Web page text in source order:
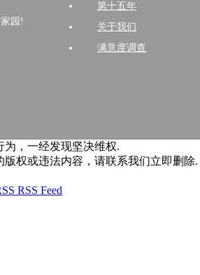
园!
第十五年
关于我们
满意度调查
，一经发现坚决维权.
权或违法内容，请联系我们立即删除.
RSS Feed